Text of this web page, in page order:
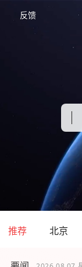
反馈
推荐 北京